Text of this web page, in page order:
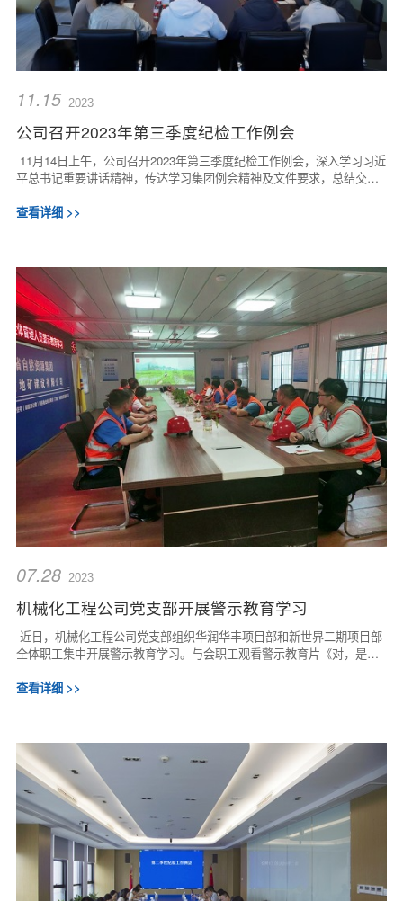
11.15 2023
公司召开2023年第三季度纪检工作例会
11月14日上午，公司召开2023年第三季度纪检工作例会，深入学习习近
平总书记重要讲话精神，传达学习集团例会精神及文件要求，总结交流
查看详细 >>
07.28 2023
机械化工程公司党支部开展警示教育学习
近日，机械化工程公司党支部组织华润华丰项目部和新世界二期项目部
全体职工集中开展警示教育学习。与会职工观看警示教育片《对，是纪
查看详细 >>